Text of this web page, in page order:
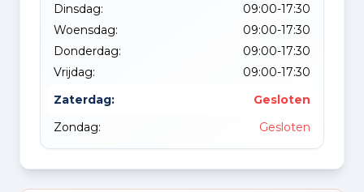
Dinsdag:
09:00-17:30
Woensdag:
09:00-17:30
Donderdag:
09:00-17:30
Vrijdag:
09:00-17:30
Zaterdag:
Gesloten
Zondag:
Gesloten